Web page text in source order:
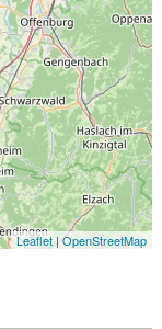
Leaflet|OpenStreetMap